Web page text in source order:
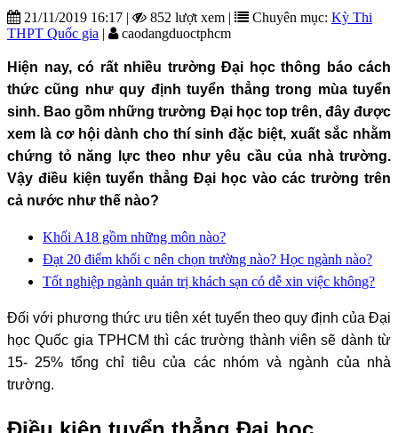
21/11/2019 16:17 | 852 lượt xem | Chuyên mục: Kỳ Thi
THPT Quốc gia | caodangduoctphcm
Hiện nay, có rất nhiều trường Đại học thông báo cách
thức cũng như quy định tuyển thẳng trong mùa tuyển
sinh. Bao gồm những trường Đại học top trên, đây được
xem là cơ hội dành cho thí sinh đặc biệt, xuất sắc nhằm
chứng tỏ năng lực theo như yêu cầu của nhà trường.
Vậy điều kiện tuyển thẳng Đại học vào các trường trên
cả nước như thế nào?
Khối A18 gồm những môn nào?
Đạt 20 điểm khối c nên chọn trường nào? Học ngành nào?
Tốt nghiệp ngành quản trị khách sạn có dễ xin việc không?
Đối với phương thức ưu tiên xét tuyển theo quy định của Đại
học Quốc gia TPHCM thì các trường thành viên sẽ dành từ
15- 25% tổng chỉ tiêu của các nhóm và ngành của nhà
trường.